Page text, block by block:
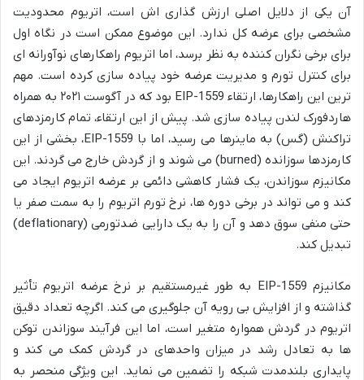
آن یکی از دلایل اصلی ارزش گذاری اش است، اتریوم محدودیت
مشخصی برای عرضه کل ندارد. این موضوع ممکن است در نگاه اول
برای برخی نگران کننده به نظر برسد، اما اتریوم راهکارهای نوآورانه ای
برای کنترل تورم و مدیریت عرضه خود پیاده سازی کرده است. مهم
ترین این راهکارها، ارتقاء EIP-1559 بود که در آگوست ۲۰۲۱ به همراه
هاردفورک لندن پیاده سازی شد. پیش از این ارتقاء، تمام کارمزدهای
تراکنش (گس) به ماینرها می رسید، اما با EIP-1559، بخشی از این
کارمزدها سوزانده (burned) می شوند و از گردش خارج می گردند. این
مکانیزم سوزاندن، یک فشار کاهشی دائمی بر عرضه اتریوم ایجاد می
کند و می تواند در برخی دوره ها، نرخ تورم اتریوم را به سمت صفر یا
حتی منفی سوق دهد و آن را به یک دارایی ضدتورمی (deflationary)
تبدیل کند.
مکانیزم EIP-1559 به طور غیرمستقیم بر نرخ عرضه اتریوم تأثیر
گذاشته و از افزایش بی رویه آن جلوگیری می کند. اگرچه تعداد دقیق
اتریوم در گردش همواره متغیر است، اما این فرآیند سوزاندن توکن
ها به تعادل رشد در میزان واحدهای در گردش کمک می کند و
پایداری بلندمدت شبکه را تضمین می نماید. این ویژگی منحصر به